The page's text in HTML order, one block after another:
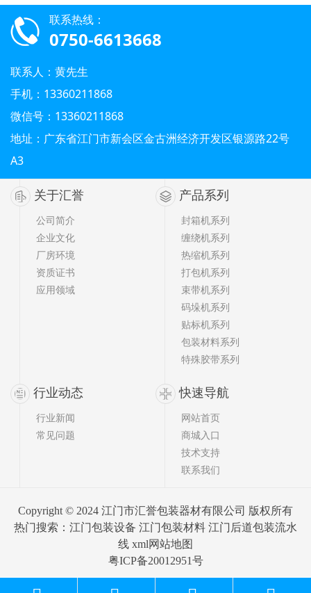
关于汇誉
公司简介
企业文化
厂房环境
资质证书
应用领域
产品系列
封箱机系列
缠绕机系列
热缩机系列
打包机系列
束带机系列
码垛机系列
贴标机系列
包装材料系列
特殊胶带系列
行业动态
行业新闻
常见问题
快速导航
网站首页
商城入口
技术支持
联系我们
Copyright © 2024 江门市汇誉包装器材有限公司 版权所有
热门搜索： 江门包装设备 江门包装材料 江门后道包装流水
线 xml网站地图
粤ICP备20012951号
联系热线：
0750-6613668
联系人：黄先生
手机：13360211868
微信号：13360211868
地址：广东省江门市新会区金古洲经济开发区银源路22号
A3